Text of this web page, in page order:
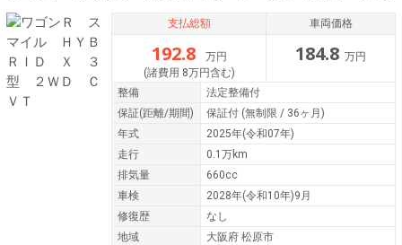
支払総額
192.8
万円
(諸費用 8万円含む)
車両価格
184.8 万円
整備
法定整備付
保証(距離/期間) 保証付 (無制限 / 36ヶ月)
年式
2025年(令和07年)
走行
0.1万km
排気量
660cc
車検
2028年(令和10年)9月
修復歴
なし
地域
大阪府 松原市